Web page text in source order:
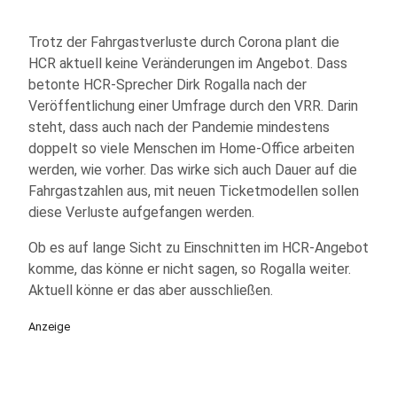
Trotz der Fahrgastverluste durch Corona plant die
HCR aktuell keine Veränderungen im Angebot. Dass
betonte HCR-Sprecher Dirk Rogalla nach der
Veröffentlichung einer Umfrage durch den VRR. Darin
steht, dass auch nach der Pandemie mindestens
doppelt so viele Menschen im Home-Office arbeiten
werden, wie vorher. Das wirke sich auch Dauer auf die
Fahrgastzahlen aus, mit neuen Ticketmodellen sollen
diese Verluste aufgefangen werden.
Ob es auf lange Sicht zu Einschnitten im HCR-Angebot
komme, das könne er nicht sagen, so Rogalla weiter.
Aktuell könne er das aber ausschließen.
Anzeige